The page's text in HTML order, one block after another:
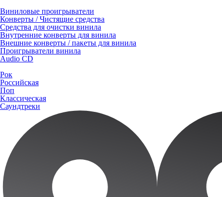
Виниловые проигрыватели
Конверты / Чистящие средства
Средства для очистки винила
Внутренние конверты для винила
Внешние конверты / пакеты для винила
Проигрыватели винила
Audio CD
Рок
Российская
Поп
Классическая
Саундтреки